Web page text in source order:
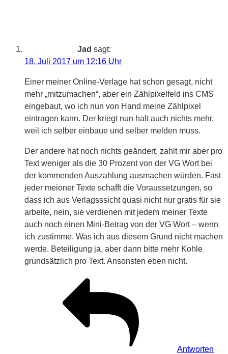
Jad sagt:
18. Juli 2017 um 12:16 Uhr
Einer meiner Online-Verlage hat schon gesagt, nicht
mehr „mitzumachen“, aber ein Zählpixelfeld ins CMS
eingebaut, wo ich nun von Hand meine Zählpixel
eintragen kann. Der kriegt nun halt auch nichts mehr,
weil ich selber einbaue und selber melden muss.
Der andere hat noch nichts geändert, zahlt mir aber pro
Text weniger als die 30 Prozent von der VG Wort bei
der kommenden Auszahlung ausmachen würden. Fast
jeder meioner Texte schafft die Voraussetzungen, so
dass ich aus Verlagsssicht quasi nicht nur gratis für sie
arbeite, nein, sie verdienen mit jedem meiner Texte
auch noch einen Mini-Betrag von der VG Wort – wenn
ich zustimme. Was ich aus diesem Grund nicht machen
werde. Beteiligung ja, aber dann bitte mehr Kohle
grundsätzlich pro Text. Ansonsten eben nicht.
Antworten